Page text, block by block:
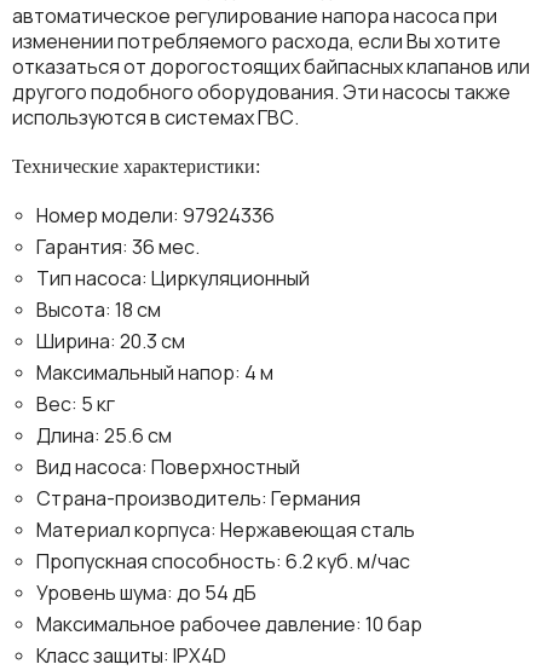
автоматическое регулирование напора насоса при
изменении потребляемого расхода, если Вы хотите
отказаться от дорогостоящих байпасных клапанов или
другого подобного оборудования. Эти насосы также
используются в системах ГВС.
Технические характеристики:
Номер модели: 97924336
Гарантия: 36 мес.
Тип насоса: Циркуляционный
Высота: 18 см
Ширина: 20.3 см
Максимальный напор: 4 м
Вес: 5 кг
Длина: 25.6 см
Вид насоса: Поверхностный
Страна-производитель: Германия
Материал корпуса: Нержавеющая сталь
Пропускная способность: 6.2 куб. м/час
Уровень шума: до 54 дБ
Максимальное рабочее давление: 10 бар
Класс защиты: IPX4D